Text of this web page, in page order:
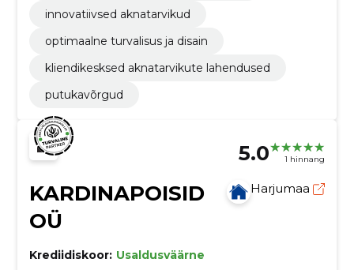
innovatiivsed aknatarvikud
optimaalne turvalisus ja disain
kliendikesksed aknatarvikute lahendused
putukavõrgud
5.0 1 hinnang
KARDINAPOISID
OÜ
Harjumaa
Krediidiskoor: Usaldusväärne